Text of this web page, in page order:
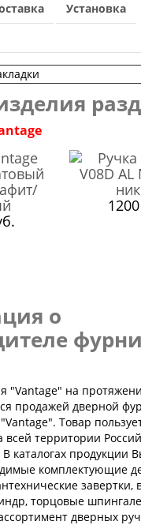
Тундра Плюс
Урбан
Фрост
Шторм
Эволаб
Брайтон Антрацит
Вектор
Гектор
Греция
Италия
Колизей
Колизей Белый
Неаполь
Сицилия
Спарта Белая
Спарта Грей
Термо
Тетра
Фараон
Форте
двери
Установка
о
"Vantage" на
продажей дверной
Товар
территории
каталогах продукции
комплектующие
торцовые
дверных